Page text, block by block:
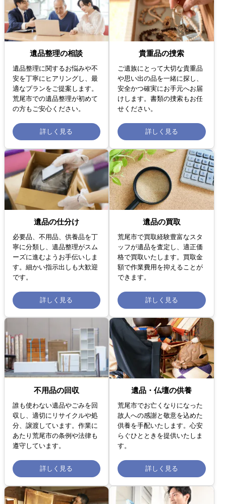
遺品整理の相談
遺品整理に関するお悩みや不
安を丁寧にヒアリングし、最
適なプランをご提案します。
荒尾市での遺品整理が初めて
の方もご安心ください。
詳しく見る
貴重品の捜索
ご遺族にとって大切な貴重品
や思い出の品を一緒に探し、
安全かつ確実にお手元へお届
けします。書類の捜索もお任
せください。
詳しく見る
遺品の仕分け
必要品、不用品、供養品を丁
寧に分類し、遺品整理がスム
ーズに進むようお手伝いしま
す。細かい指示出しも大歓迎
です。
詳しく見る
遺品の買取
荒尾市で買取経験豊富なスタ
ッフが遺品を査定し、適正価
格で買取いたします。買取金
額で作業費用を抑えることが
できます。
詳しく見る
不用品の回収
誰も使わない遺品やごみを回
収し、適切にリサイクルや処
分、譲渡しています。作業に
あたり荒尾市の条例や法律も
遵守しています。
詳しく見る
遺品・仏壇の供養
荒尾市でお亡くなりになった
故人への感謝と敬意を込めた
供養を手配いたします。心安
らぐひとときを提供いたしま
す。
詳しく見る